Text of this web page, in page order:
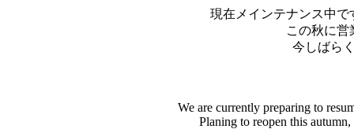
現在メインテナンス中
この秋に営
今しばら
We are currently preparing to
Planing to reopen this